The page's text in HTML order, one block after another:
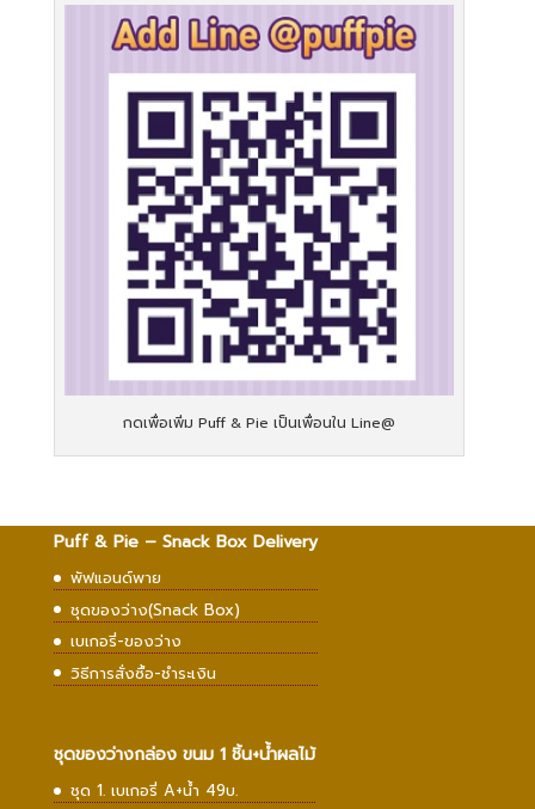
กดเพื่อเพิ่ม Puff & Pie เป็นเพื่อนใน Line@
Puff & Pie – Snack Box Delivery
พัฟแอนด์พาย
ชุดของว่าง(Snack Box)
เบเกอรี่-ของว่าง
วิธีการสั่งซื้อ-ชำระเงิน
ชุดของว่างกล่อง ขนม 1 ชิ้น+น้ำผลไม้
ชุด 1. เบเกอรี่ A+น้ำ 49บ.